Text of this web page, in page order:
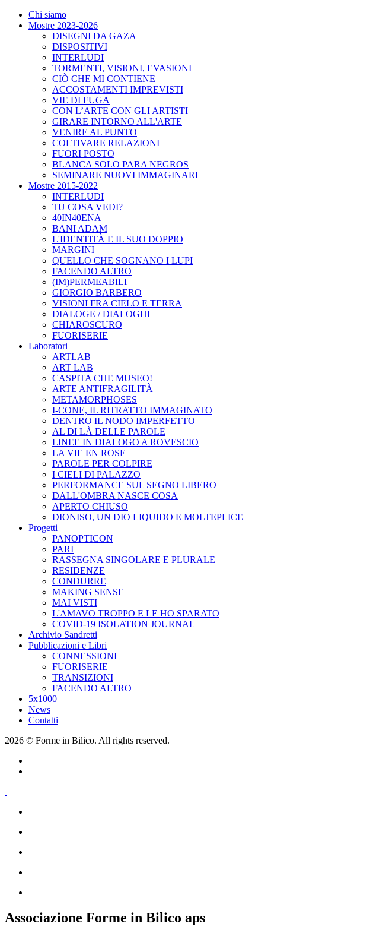
Chi siamo
Mostre 2023-2026
DISEGNI DA GAZA
DISPOSITIVI
INTERLUDI
TORMENTI, VISIONI, EVASIONI
CIÒ CHE MI CONTIENE
ACCOSTAMENTI IMPREVISTI
VIE DI FUGA
CON L’ARTE CON GLI ARTISTI
GIRARE INTORNO ALL'ARTE
VENIRE AL PUNTO
COLTIVARE RELAZIONI
FUORI POSTO
BLANCA SOLO PARA NEGROS
SEMINARE NUOVI IMMAGINARI
Mostre 2015-2022
INTERLUDI
TU COSA VEDI?
40IN40ENA
BANI ADAM
L'IDENTITÀ E IL SUO DOPPIO
MARGINI
QUELLO CHE SOGNANO I LUPI
FACENDO ALTRO
(IM)PERMEABILI
GIORGIO BARBERO
VISIONI FRA CIELO E TERRA
DIALOGE / DIALOGHI
CHIAROSCURO
FUORISERIE
Laboratori
ARTLAB
ART LAB
CASPITA CHE MUSEO!
ARTE ANTIFRAGILITÀ
METAMORPHOSES
I-CONE, IL RITRATTO IMMAGINATO
DENTRO IL NODO IMPERFETTO
AL DI LÀ DELLE PAROLE
LINEE IN DIALOGO A ROVESCIO
LA VIE EN ROSE
PAROLE PER COLPIRE
I CIELI DI PALAZZO
PERFORMANCE SUL SEGNO LIBERO
DALL'OMBRA NASCE COSA
APERTO CHIUSO
DIONISO, UN DIO LIQUIDO E MOLTEPLICE
Progetti
PANOPTICON
PARI
RASSEGNA SINGOLARE E PLURALE
RESIDENZE
CONDURRE
MAKING SENSE
MAI VISTI
L'AMAVO TROPPO E LE HO SPARATO
COVID-19 ISOLATION JOURNAL
Archivio Sandretti
Pubblicazioni e Libri
CONNESSIONI
FUORISERIE
TRANSIZIONI
FACENDO ALTRO
5x1000
News
Contatti
2026 © Forme in Bilico. All rights reserved.
Associazione Forme in Bilico aps